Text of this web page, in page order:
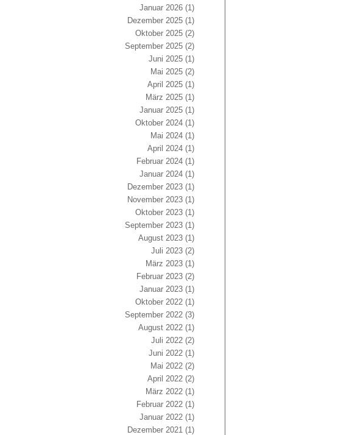
Januar 2026(1)
Dezember 2025(1)
Oktober 2025(2)
September 2025(2)
Juni 2025(1)
Mai 2025(2)
April 2025(1)
März 2025(1)
Januar 2025(1)
Oktober 2024(1)
Mai 2024(1)
April 2024(1)
Februar 2024(1)
Januar 2024(1)
Dezember 2023(1)
November 2023(1)
Oktober 2023(1)
September 2023(1)
August 2023(1)
Juli 2023(2)
März 2023(1)
Februar 2023(2)
Januar 2023(1)
Oktober 2022(1)
September 2022(3)
August 2022(1)
Juli 2022(2)
Juni 2022(1)
Mai 2022(2)
April 2022(2)
März 2022(1)
Februar 2022(1)
Januar 2022(1)
Dezember 2021(1)